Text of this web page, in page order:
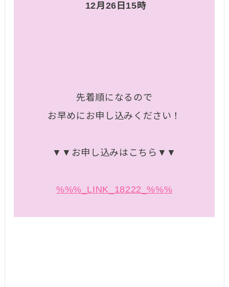
12月26日15時
先着順になるので
お早めにお申し込みください！
▼▼お申し込みはこちら▼▼
%%%_LINK_18222_%%%